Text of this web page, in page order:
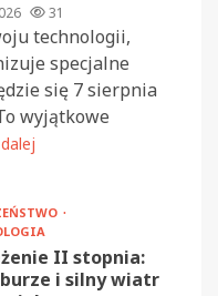
31
technologii,
specjalne
się 7 sierpnia
wyjątkowe
II stopnia:
burze i silny wiatr